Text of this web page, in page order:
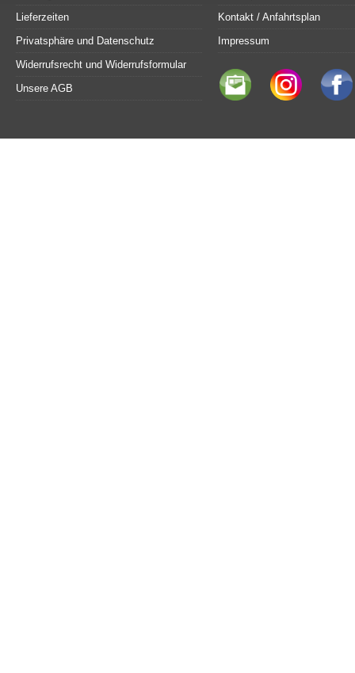
Lieferzeiten
Privatsphäre und Datenschutz
Widerrufsrecht und Widerrufsformular
Unsere AGB
Kontakt / Anfahrtsplan
Impressum